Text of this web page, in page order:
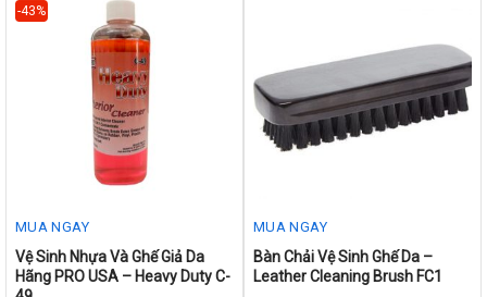
-43%
MUA NGAY
This
product
Vệ Sinh Nhựa Và Ghế Giả Da
Hãng PRO USA – Heavy Duty C-
MUA NGAY
Bàn Chải Vệ Sinh Ghế Da –
Leather Cleaning Brush FC1